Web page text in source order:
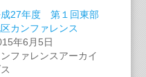
27年度 第１回東部
カンファレンス
年6月5日
ンファレンスアーカイ